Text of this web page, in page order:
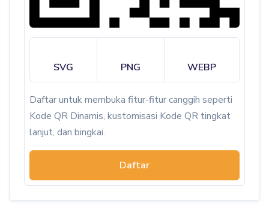
SVG PNG WEBP
Daftar untuk membuka fitur-fitur canggih seperti
Kode QR Dinamis, kustomisasi Kode QR tingkat
lanjut, dan bingkai.
Daftar